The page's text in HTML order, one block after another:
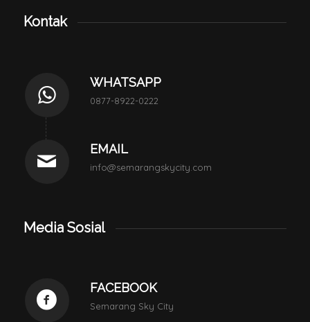
Kontak
WHATSAPP
0877-8922-0222
EMAIL
info@semarangskycity.com
Media Sosial
FACEBOOK
Semarang Sky City